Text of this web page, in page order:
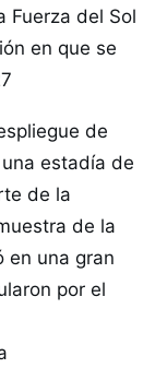
Fuerza del Sol
en que se
de
estadía de
de la
de la
en una gran
por el